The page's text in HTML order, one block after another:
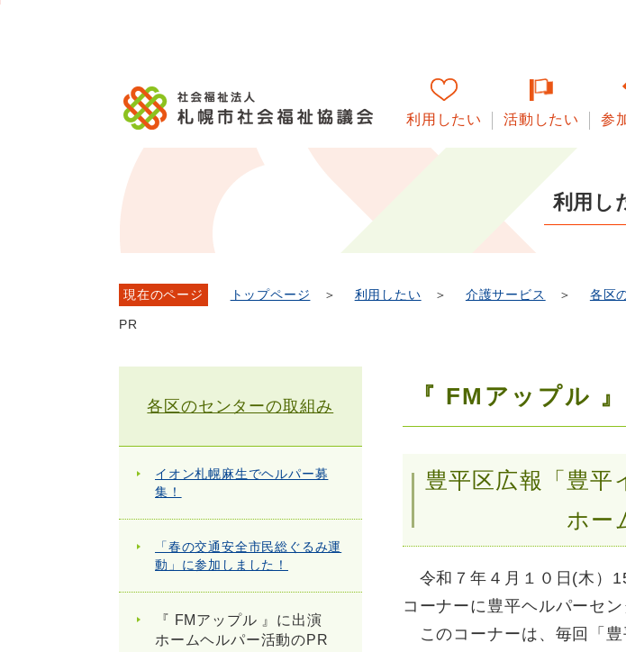
利用したい 活動したい 参
利用し
現在のページ トップページ ＞ 利用したい ＞ 介護サービス ＞ 各区
PR
『 FMアップル
豊平区広報「豊
ホームヘル
令和７年４ 月１０日(木）
コーナーに豊平ヘルパーセ
このコーナーは、毎回「豊
各区のセンターの取組み
イオン札幌麻生でヘルパー募
集！
「春の交通安全市民総ぐるみ運
動」に参加しました！
『 FMアップル 』に出演
ホームヘルパー活動のPR